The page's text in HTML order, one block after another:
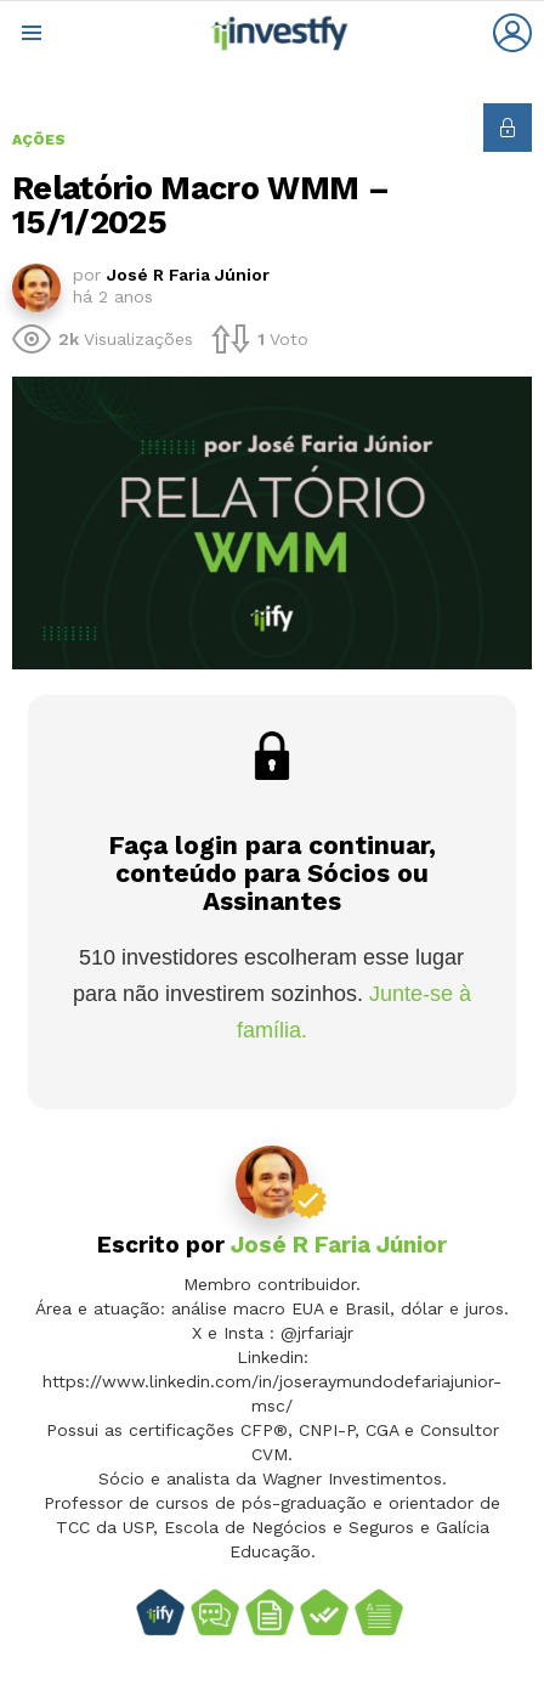
AÇÕES
Relatório Macro WMM –
15/1/2025
por José R Faria Júnior
há 2 anos
2k Visualizações 1 Voto
Faça login para continuar,
conteúdo para Sócios ou
Assinantes
510 investidores escolheram esse lugar
para não investirem sozinhos. Junte-se à
família.
Escrito por José R Faria Júnior
Membro contribuidor.
Área e atuação: análise macro EUA e Brasil, dólar e juros.
X e Insta : @jrfariajr
Linkedin:
https://www.linkedin.com/in/joseraymundodefariajunior-
msc/
Possui as certificações CFP®, CNPI-P, CGA e Consultor
CVM.
Sócio e analista da Wagner Investimentos.
Professor de cursos de pós-graduação e orientador de
TCC da USP, Escola de Negócios e Seguros e Galícia
Educação.